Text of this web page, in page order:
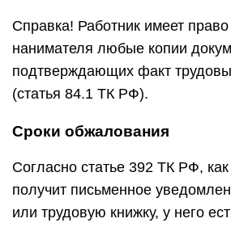
Справка! Работник имеет
нанимателя любые копии
подтверждающих факт
(статья 84.1 ТК РФ).
Сроки обжалования
Согласно статье 392 ТК РФ, как
получит письменное
или трудовую книжку, у него